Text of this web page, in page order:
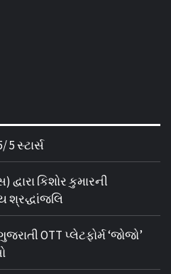
5 સ્ટાર્સ
કિશોર કુમારની
શ્રદ્ધાંજલિ
OTT પ્લેટફોર્મ ‘જોજો’